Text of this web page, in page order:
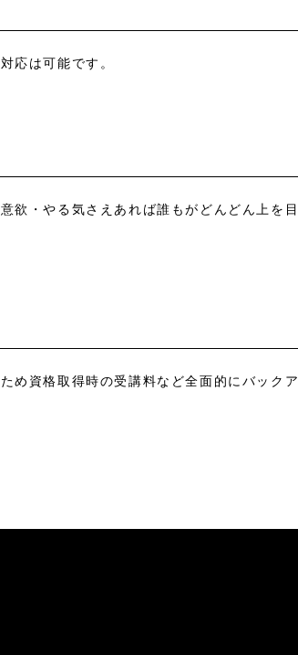
応は可能です。
欲・やる気さえあれば誰もがどんどん上を目
め資格取得時の受講料など全面的にバックア